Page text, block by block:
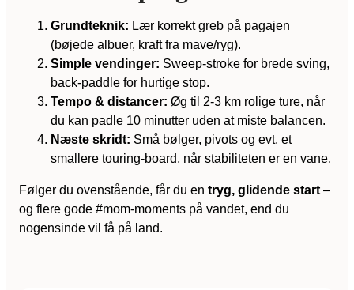
Grundteknik: Lær korrekt greb på pagajen
(bøjede albuer, kraft fra mave/ryg).
Simple vendinger: Sweep-stroke for brede sving,
back-paddle for hurtige stop.
Tempo & distancer: Øg til 2-3 km rolige ture, når
du kan padle 10 minutter uden at miste balancen.
Næste skridt: Små bølger, pivots og evt. et
smallere touring-board, når stabiliteten er en vane.
Følger du ovenstående, får du en tryg, glidende start–
og flere gode #mom-moments på vandet, end du
nogensinde vil få på land.